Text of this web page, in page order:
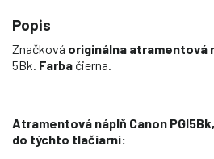
Popis
Značková originálna atramentová
5Bk. Farba čierna.
Atramentová náplň Canon
do týchto tlačiarní: